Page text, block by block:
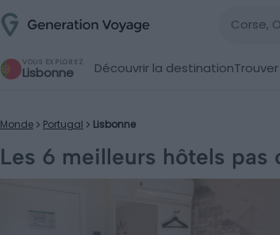
VOUS EXPLOREZ
Lisbonne Découvrir la destination
Monde Portugal Lisbonne
Les 6 meilleurs hôtels pas